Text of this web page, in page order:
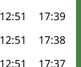
12:51 17:39
12:51 17:38
12:51 17:37